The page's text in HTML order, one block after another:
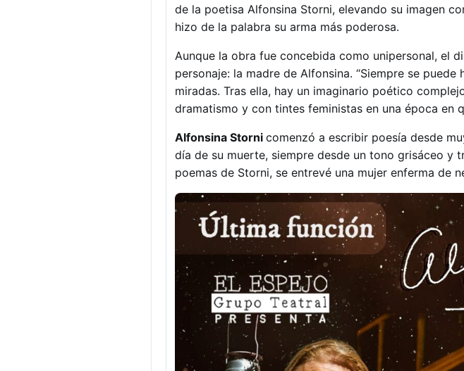
de la poetisa Alfonsina Storni, elevando su imagen
hizo de la palabra su arma más poderosa.
Aunque la obra fue concebida como unipersonal, el
personaje: la madre de Alfonsina. “Siempre se
miradas. Tras ella, hay un imaginario poético
dramatismo y con tintes feministas en una época en
Alfonsina Storni comenzó a escribir poesía desde
día de su muerte, siempre desde un tono grisáceo y
poemas de Storni, se entrevé una mujer enferma de